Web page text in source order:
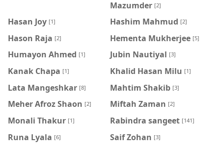
Mazumder [2]
Hasan Joy [1] Hashim Mahmud [2]
Hason Raja [2] Hementa Mukherjee [5]
Humayon Ahmed [1] Jubin Nautiyal [3]
Kanak Chapa [1] Khalid Hasan Milu [1]
Lata Mangeshkar [8] Mahtim Shakib [3]
Meher Afroz Shaon [2] Miftah Zaman [2]
Monali Thakur [1] Rabindra sangeet [141]
Runa Lyala [6] Saif Zohan [3]